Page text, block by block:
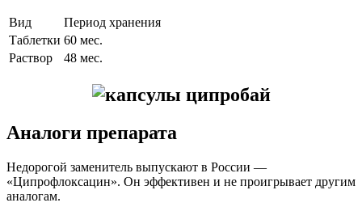
Вид
Период хранения
Таблетки 60 мес.
Раствор
48 мес.
Аналоги препарата
Недорогой заменитель выпускают в России —
«Ципрофлоксацин». Он эффективен и не проигрывает другим
аналогам.